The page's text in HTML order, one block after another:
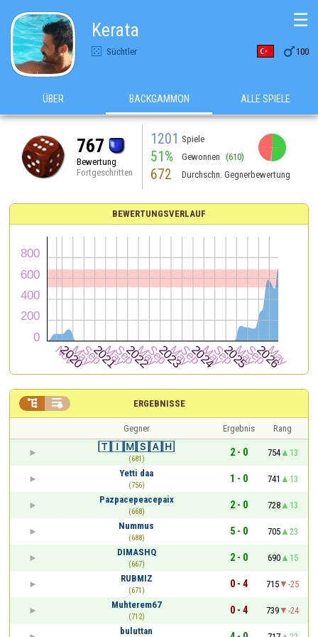
Kerata
Süchtler 100
☰
ÜBER BACKGAMMON ALLE SPIELE
767
Bewertung
Fortgeschritten
1201 Spiele
51% Gewonnen (610)
672 Durchschn. Gegnerbewertung
BEWERTUNGSVERLAUF
ERGEBNISSE
 
Gegner Ergebnis
Rang
🅃🄸🄼🅂🄰🄷
(681)
2 - 0 754
13
Yetti daa
(756)
1 - 0 741
13
Pazpacepeacepaix
(668)
2 - 0 728
13
Nummus
(688)
5 - 0 705
23
DIMASHQ
(667)
2 - 0 690
15
RUBMIZ
(671)
0 - 4 715
-25
Muhterem67
(712)
0 - 4 739
-24
buluttan